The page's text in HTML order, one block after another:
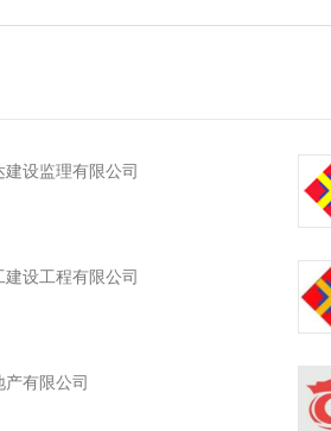
设监理有限公司
设工程有限公司
有限公司